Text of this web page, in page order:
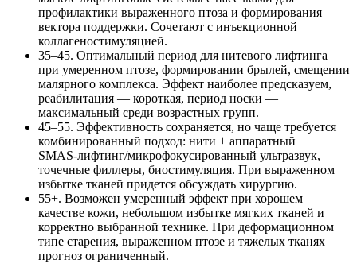
профилактики выраженного птоза и формирования
вектора поддержки. Сочетают с инъекционной
коллагеностимуляцией.
35–45. Оптимальный период для нитевого лифтинга
при умеренном птозе, формировании брылей, смещении
малярного комплекса. Эффект наиболее предсказуем,
реабилитация — короткая, период носки —
максимальный среди возрастных групп.
45–55. Эффективность сохраняется, но чаще требуется
комбинированный подход: нити + аппаратный
SMAS‑лифтинг/микрофокусированный ультразвук,
точечные филлеры, биостимуляция. При выраженном
избытке тканей придется обсуждать хирургию.
55+. Возможен умеренный эффект при хорошем
качестве кожи, небольшом избытке мягких тканей и
корректно выбранной технике. При деформационном
типе старения, выраженном птозе и тяжелых тканях
прогноз ограниченный.